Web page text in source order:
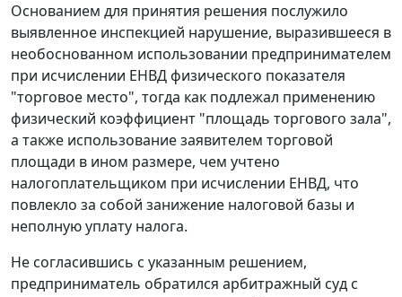
Основанием для принятия решения послужило
выявленное инспекцией нарушение, выразившееся в
необоснованном использовании предпринимателем
при исчислении ЕНВД физического показателя
"торговое место", тогда как подлежал применению
физический коэффициент "площадь торгового зала",
а также использование заявителем торговой
площади в ином размере, чем учтено
налогоплательщиком при исчислении ЕНВД, что
повлекло за собой занижение налоговой базы и
неполную уплату налога.
Не согласившись с указанным решением,
предприниматель обратился арбитражный суд с